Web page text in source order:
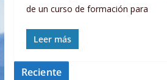
de un curso de formación para
Leer más
Reciente